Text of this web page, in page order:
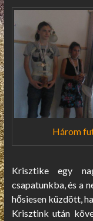
Három
Krisztike egy
csapatunkba, és a
hősiesen küzdött,
Krisztink után